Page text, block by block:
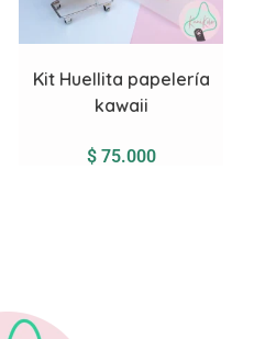
Kit Huellita papelería
kawaii
$75.000